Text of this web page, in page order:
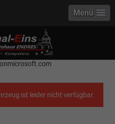
Points to address or value:
Host
to address or value: selector2-aee-
Menü
ist leider nicht verfügbar.